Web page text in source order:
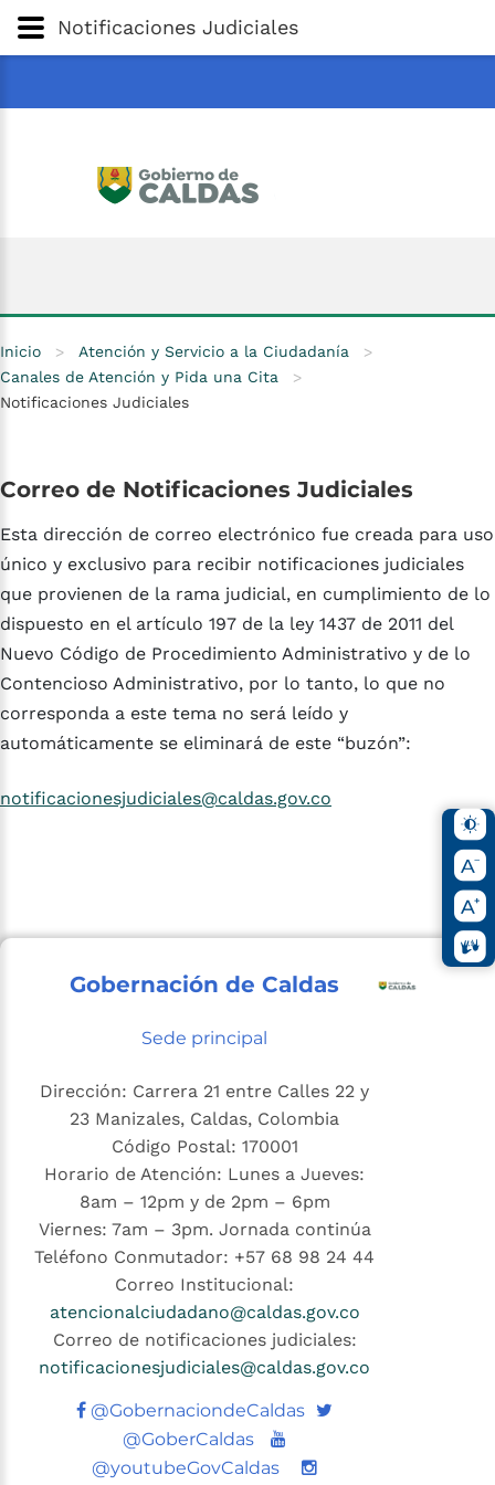
Gobernación de
Notificaciones Judiciales
Inicio > Atención y Servicio a la Ciudadanía
>
Canales de Atención y Pida una Cita
>
Notificaciones Judiciales
Correo de Notificaciones Judiciales
Esta dirección de correo electrónico fue creada para uso
único y exclusivo para recibir notificaciones judiciales
que provienen de la rama judicial, en cumplimiento de lo
dispuesto en el artículo 197 de la ley 1437 de 2011 del
Nuevo Código de Procedimiento Administrativo y de lo
Contencioso Administrativo, por lo tanto, lo que no
corresponda a este tema no será leído y
automáticamente se eliminará de este “buzón”:
notificacionesjudiciales@caldas.gov.co
Gobernación de Caldas
Sede principal
Dirección: Carrera 21 entre Calles 22 y
23 Manizales, Caldas, Colombia
Código Postal: 170001
Horario de Atención: Lunes a Jueves:
8am – 12pm y de 2pm – 6pm
Viernes: 7am – 3pm. Jornada continúa
Teléfono Conmutador: +57 68 98 24 44
Correo Institucional:
atencionalciudadano@caldas.gov.co
Correo de notificaciones judiciales:
notificacionesjudiciales@caldas.gov.co
@GobernaciondeCaldas Twitter
@GoberCaldas
Youtube
@youtubeGovCaldas